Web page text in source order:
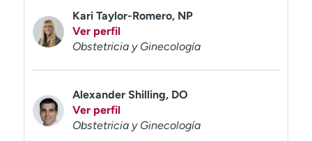
Kari Taylor-Romero, NP
Ver perfil
Obstetricia y Ginecología
Alexander Shilling, DO
Ver perfil
Obstetricia y Ginecología